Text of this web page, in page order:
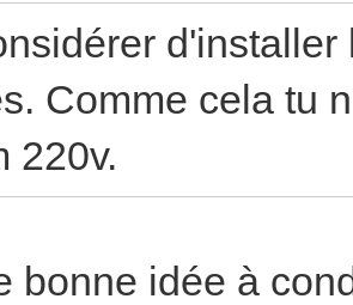
Comme cela tu
220v.
bonne idée à